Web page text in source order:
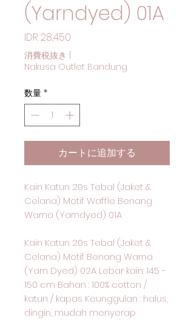
(Yarndyed) 01A
IDR 28,450
消費税抜き
Nakusa Outlet Bandung
数量 *
カートに追加する
Kain Katun 20s Tebal (Jaket &
Celana) Motif Waffle Benang
Warna (Yarndyed) 01A
Kain Katun 20s Tebal (Jaket &
Celana) Motif Benang Warna
(Yarn Dyed) 02A Lebar kain: 145 -
150 cm Bahan : 100% cotton /
katun / kapas Keunggulan : halus,
dingin, mudah menyerap